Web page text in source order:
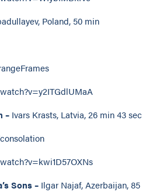
Poland, 50 min
– Ivars Krasts, Latvia, 26 min 43 sec
Sons – Ilgar Najaf, Azerbaijan, 85